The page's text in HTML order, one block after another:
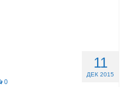
11
ДЕК 2015
0